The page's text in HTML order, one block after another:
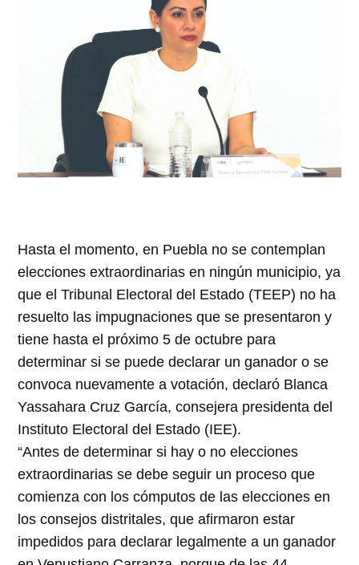
Hasta el momento, en Puebla no se contemplan
elecciones extraordinarias en ningún municipio, ya
que el Tribunal Electoral del Estado (TEEP) no ha
resuelto las impugnaciones que se presentaron y
tiene hasta el próximo 5 de octubre para
determinar si se puede declarar un ganador o se
convoca nuevamente a votación, declaró Blanca
Yassahara Cruz García, consejera presidenta del
Instituto Electoral del Estado (IEE).
“Antes de determinar si hay o no elecciones
extraordinarias se debe seguir un proceso que
comienza con los cómputos de las elecciones en
los consejos distritales, que afirmaron estar
impedidos para declarar legalmente a un ganador